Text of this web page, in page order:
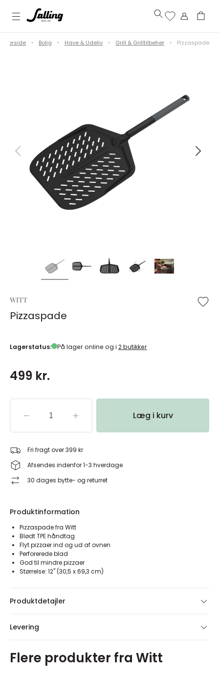
Forside Bolig Have & Udeliv Grill & Grilltilbehør Pizzaspade
WITT
Pizzaspade
Lagerstatus: På lager online og i 2 butikker
499 kr.
Læg i kurv
Fri fragt over 399 kr
Afsendes indenfor 1-3 hverdage
30 dages bytte- og returret
Produktinformation
Pizzaspade fra Witt
Blødt TPE håndtag
Flyt pizzaer ind og ud af ovnen
Perforerede blad
God til mindre pizzaer
Størrelse: 12" (30,5 x 69,3 cm)
Produktdetajler
Levering
Flere produkter fra Witt